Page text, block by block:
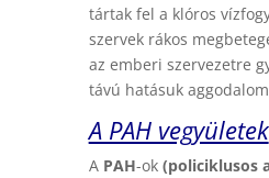
tártak fel a klóros
szervek rákos
az emberi szervezetre
távú hatásuk
A PAH vegyületek
A PAH-ok (policiklusos